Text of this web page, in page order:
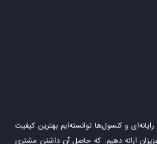
و کنسول‌ها توانسته‌ایم بهترین کیفیت
ارائه دهیم. که حاصل آن داشتن مشتری